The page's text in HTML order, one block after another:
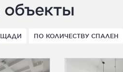
ПО КОЛИЧЕСТВУ СПАЛЕН